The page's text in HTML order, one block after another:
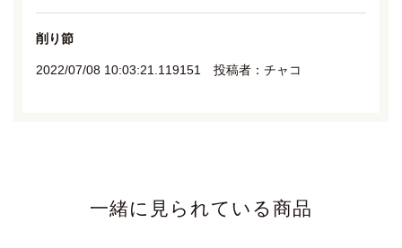
削り節
2022/07/08 10:03:21.119151 投稿者：チャコ
一緒に見られている商品